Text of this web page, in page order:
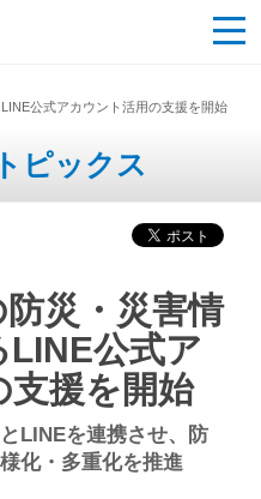
公式アカウント活用の支援を開始
ピックス
災・災害情
公式ア
支援を開始
LINEを連携させ、防
化・多重化を推進